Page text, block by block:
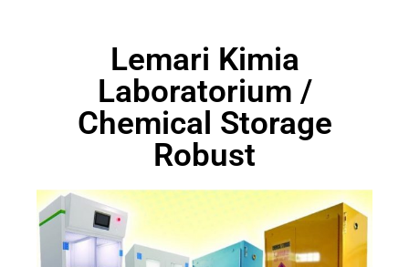
Lemari Kimia
Laboratorium /
Chemical Storage
Robust